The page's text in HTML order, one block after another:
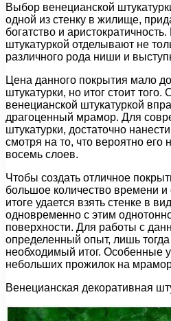
Выбор венецианской
одной из стенку в жилище,
богатство и
штукатуркой отделывают не
различного рода ниши и
Цена данного покрытия мало
штукатурки, но итог стоит
венецианской штукатуркой
драгоценный мрамор. Для
штукатурки, достаточно
смотря на то, что вероятно его
восемь слоев.
Чтобы создать отличное
большое количество времени и
итоге удается взять стенке в
одновременно с этим
поверхности. Для работы с
определенный опыт, лишь тогда
необходимый итог. Особенные
небольших прожилок на
Венецианская декоративная